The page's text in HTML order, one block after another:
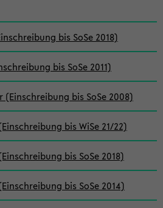
bis SoSe 2018)
bis SoSe 2011)
bis SoSe 2008)
bis WiSe 21/22)
bis SoSe 2018)
bis SoSe 2014)